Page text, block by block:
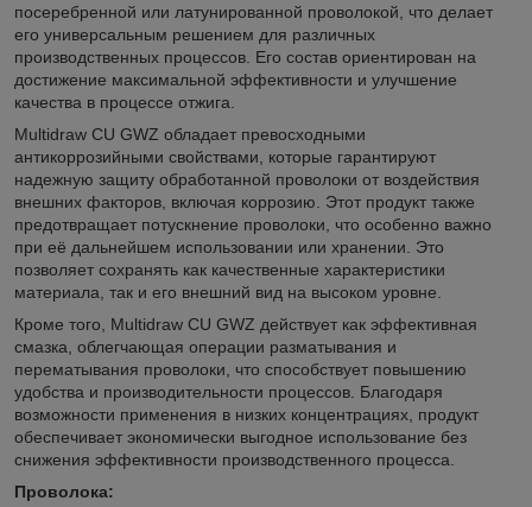
посеребренной или латунированной проволокой, что делает
его универсальным решением для различных
производственных процессов. Его состав ориентирован на
достижение максимальной эффективности и улучшение
качества в процессе отжига.
Multidraw CU GWZ обладает превосходными
антикоррозийными свойствами, которые гарантируют
надежную защиту обработанной проволоки от воздействия
внешних факторов, включая коррозию. Этот продукт также
предотвращает потускнение проволоки, что особенно важно
при её дальнейшем использовании или хранении. Это
позволяет сохранять как качественные характеристики
материала, так и его внешний вид на высоком уровне.
Кроме того, Multidraw CU GWZ действует как эффективная
смазка, облегчающая операции разматывания и
перематывания проволоки, что способствует повышению
удобства и производительности процессов. Благодаря
возможности применения в низких концентрациях, продукт
обеспечивает экономически выгодное использование без
снижения эффективности производственного процесса.
Проволока: